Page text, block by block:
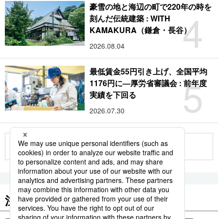
4
豪雪の地と海辺の町で220年の時を
刻んだ伝統建築 : WITH
KAMAKURA（鎌倉・長谷）
2026.08.04
5
最低賃金55円引き上げ、全国平均
1176円に―厚労省審議会 : 前年度
実績を下回る
2026.07.30
もっと見る
注目のキーワード